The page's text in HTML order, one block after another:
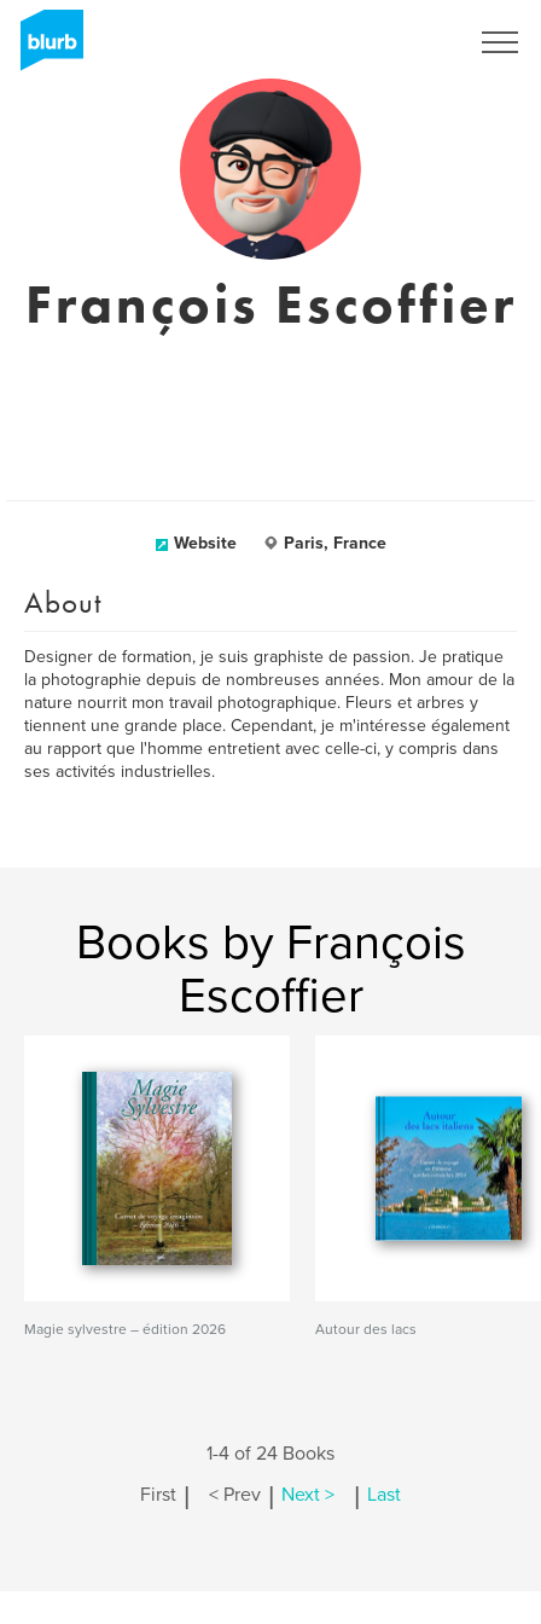
François Escoffier
Website Paris, France
About
Designer de formation, je suis graphiste de passion. Je pratique
la photographie depuis de nombreuses années. Mon amour de la
nature nourrit mon travail photographique. Fleurs et arbres y
tiennent une grande place. Cependant, je m'intéresse également
au rapport que l'homme entretient avec celle-ci, y compris dans
ses activités industrielles.
Books by François
Escoffier
Magie sylvestre – édition 2026 Autour des lacs
1-4 of 24 Books
First | < Prev | Next > | Last